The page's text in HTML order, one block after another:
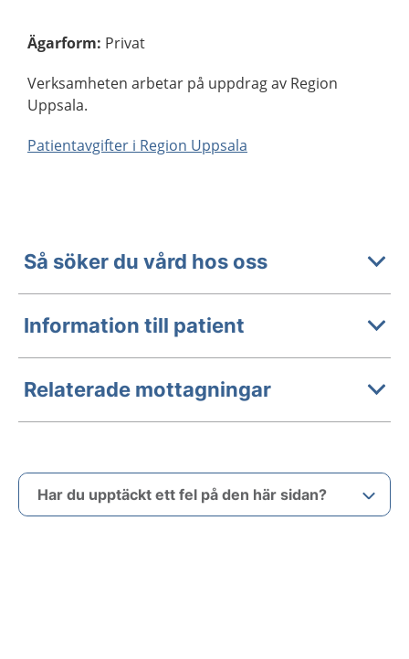
Ägarform: Privat
Verksamheten arbetar på uppdrag av Region
Uppsala.
Patientavgifter i Region Uppsala
Så söker du vård hos oss
Information till patient
Relaterade mottagningar
Har du upptäckt ett fel på den här sidan?